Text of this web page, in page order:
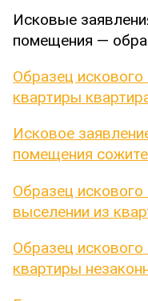
Исковые
помещения —
Образец
квартиры
Исковое
помещения
Образец искового
выселении из
Образец
квартиры